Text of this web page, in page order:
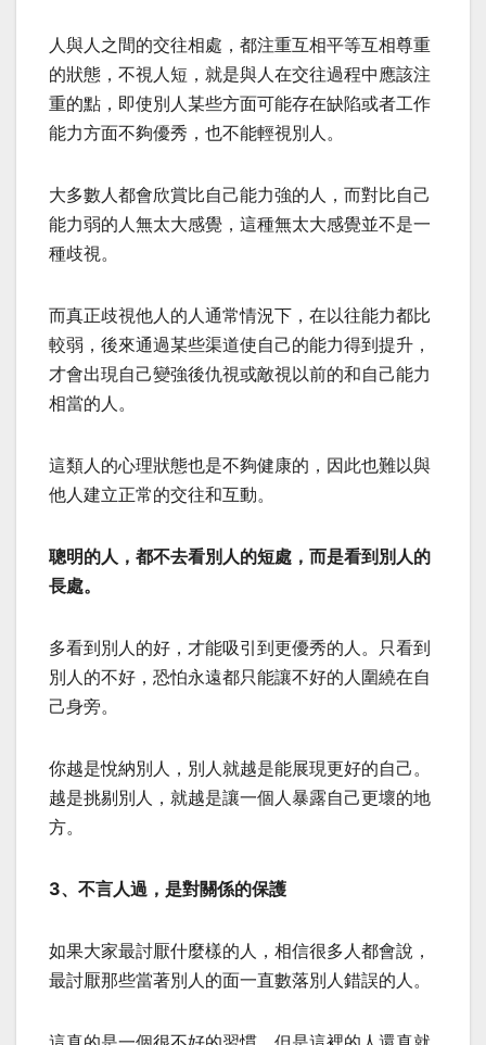
人與人之間的交往相處，都注重互相平等互相尊重
的狀態，不視人短，就是與人在交往過程中應該注
重的點，即使別人某些方面可能存在缺陷或者工作
能力方面不夠優秀，也不能輕視別人。
大多數人都會欣賞比自己能力強的人，而對比自己
能力弱的人無太大感覺，這種無太大感覺並不是一
種歧視。
而真正歧視他人的人通常情況下，在以往能力都比
較弱，後來通過某些渠道使自己的能力得到提升，
才會出現自己變強後仇視或敵視以前的和自己能力
相當的人。
這類人的心理狀態也是不夠健康的，因此也難以與
他人建立正常的交往和互動。
聰明的人，都不去看別人的短處，而是看到別人的
長處。
多看到別人的好，才能吸引到更優秀的人。只看到
別人的不好，恐怕永遠都只能讓不好的人圍繞在自
己身旁。
你越是悅納別人，別人就越是能展現更好的自己。
越是挑剔別人，就越是讓一個人暴露自己更壞的地
方。
3、不言人過，是對關係的保護
如果大家最討厭什麼樣的人，相信很多人都會說，
最討厭那些當著別人的面一直數落別人錯誤的人。